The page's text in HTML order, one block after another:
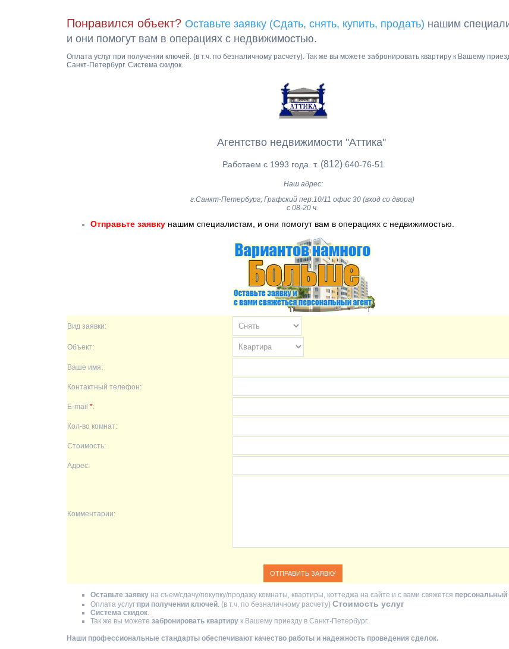
Понравился объект? Оставьте заявку (Сдать, снять, купить, продать) нашим
и они помогут вам в операциях с недвижимостью.
Оплата услуг при получении ключей. (в т.ч. по безналичному расчету). Так же вы можете забронировать квартиру к Вашему
Санкт-Петербург. Система скидок.
Агентство недвижимости ''Аттика''
Работаем с 1993 года. т. (812)640-76-51
Наш адрес:
г.Санкт-Петербург, Графский пер.10/11 офис 30 (вход со двора)
с 08-20 ч.
Отправьте заявку нашим специалистам, и они помогут вам в операциях с недвижимостью.
Вид заявки:
Объект:
Ваше имя:
Контактный телефон:
E-mail *:
Кол-во комнат:
Стоимость:
Адрес:
Комментарии:
Оставьте заявку на съем/сдачу/покупку/продажу комнаты, квартиры, коттеджа на сайте и с вами свяжется персональный
Оплата услуг при получении ключей. (в т.ч. по безналичному расчету) Стоимость услуг
Система скидок.
Так же вы можете забронировать квартиру к Вашему приезду в Санкт-Петербург.
Наши профессиональные стандарты обеспечивают качество работы и надежность проведения сделок.